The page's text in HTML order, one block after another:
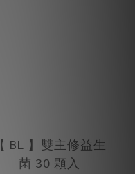
【 BL 】雙主修益生
菌 30 顆入